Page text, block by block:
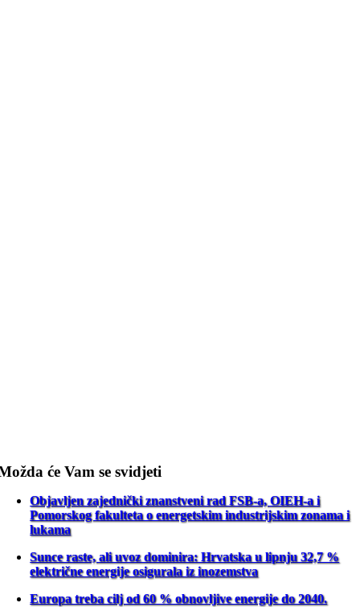
će Vam se svidjeti
Objavljen zajednički znanstveni rad FSB-a, OIEH-a i
Pomorskog fakulteta o energetskim industrijskim zonama i
lukama
Sunce raste, ali uvoz dominira: Hrvatska u lipnju 32,7 %
električne energije osigurala iz inozemstva
Europa treba cilj od 60 % obnovljive energije do 2040.